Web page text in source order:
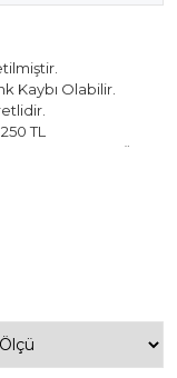
Kaybı Olabilir.
TL
150 TL Sabit Ücret